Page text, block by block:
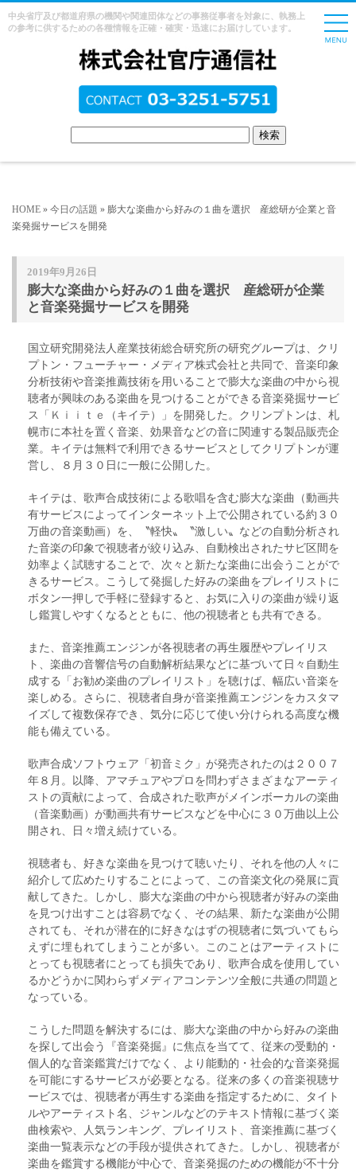
中央省庁及び都道府県の機関や関連団体などの事務従事者を対象に、執務上
の参考に供するための各種情報を正確・確実・迅速にお届けしています。
HOME » 今日の話題 » 膨大な楽曲から好みの１曲を選択 産総研が企業と音
楽発掘サービスを開発
2019年9月26日
膨大な楽曲から好みの１曲を選択 産総研が企業
と音楽発掘サービスを開発
国立研究開発法人産業技術総合研究所の研究グループは、クリ
プトン・フューチャー・メディア株式会社と共同で、音楽印象
分析技術や音楽推薦技術を用いることで膨大な楽曲の中から視
聴者が興味のある楽曲を見つけることができる音楽発掘サービ
ス「 Ｋｉｉｔｅ
（キイテ）」を開発した。クリンプトンは、札
幌市に本社を置く音楽、効果音などの音に関連する製品販売企
業。キイテは無料で利用できるサービスとしてクリプトンが運
営し、８月３０日に一般に公開した。
キイテは、歌声合成技術による歌唱を含む膨大な楽曲（動画共
有サービスによってインターネット上で公開されている約３０
万曲の音楽動画）を、〝軽快〟〝激しい〟などの自動分析され
た音楽の印象で視聴者が絞り込み、自動検出されたサビ区間を
効率よく試聴することで、次々と新たな楽曲に出会うことがで
きるサービス。こうして発掘した好みの楽曲をプレイリストに
ボタン一押しで手軽に登録すると、お気に入りの楽曲が繰り返
し鑑賞しやすくなるとともに、他の視聴者とも共有できる。
また、音楽推薦エンジンが各視聴者の再生履歴やプレイリス
ト、楽曲の音響信号の自動解析結果などに基づいて日々自動生
成する「お勧め楽曲のプレイリスト」を聴けば、幅広い音楽を
楽しめる。さらに、視聴者自身が音楽推薦エンジンをカスタマ
イズして複数保存でき、気分に応じて使い分けられる高度な機
能も備えている。
歌声合成ソフトウェア「初音ミク」が発売されたのは２００７
年８月。以降、アマチュアやプロを問わずさまざまなアーティ
ストの貢献によって、合成された歌声がメインボーカルの楽曲
（音楽動画）が動画共有サービスなどを中心に３０万曲以上公
開され、日々増え続けている。
視聴者も、好きな楽曲を見つけて聴いたり、それを他の人々に
紹介して広めたりすることによって、この音楽文化の発展に貢
献してきた。しかし、膨大な楽曲の中から視聴者が好みの楽曲
を見つけ出すことは容易でなく、その結果、新たな楽曲が公開
されても、それが潜在的に好きなはずの視聴者に気づいてもら
えずに埋もれてしまうことが多い。このことはアーティストに
とっても視聴者にとっても損失であり、歌声合成を使用してい
るかどうかに関わらずメディアコンテンツ全般に共通の問題と
なっている。
こうした問題を解決するには、膨大な楽曲の中から好みの楽曲
を探して出会う『音楽発掘』に焦点を当てて、従来の受動的・
個人的な音楽鑑賞だけでなく、より能動的・社会的な音楽発掘
を可能にするサービスが必要となる。従来の多くの音楽視聴サ
ービスでは、視聴者が再生する楽曲を指定するために、タイト
ルやアーティスト名、ジャンルなどのテキスト情報に基づく楽
曲検索や、人気ランキング、プレイリスト、音楽推薦に基づく
楽曲一覧表示などの手段が提供されてきた。しかし、視聴者が
楽曲を鑑賞する機能が中心で、音楽発掘のための機能が不十分